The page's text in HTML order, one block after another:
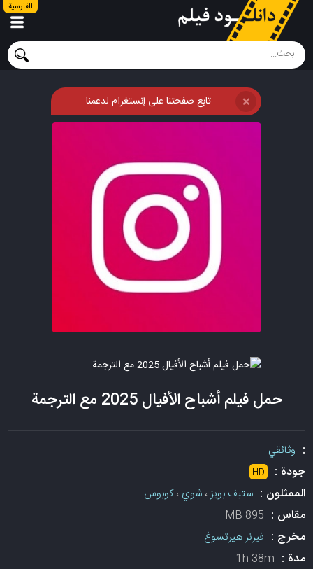
الفارسية
تابع صفحتنا على إنستغرام لدعمنا ❌
حمل فيلم أشباح الأفيال 2025 مع الترجمة
: وثائقي
جودة : HD
الممثلون :ستيف بويز،شوي ،كوبوس
مقاس : 895 MB
مخرج : فيرنر هيرتسوغ
مدة : 1h 38m